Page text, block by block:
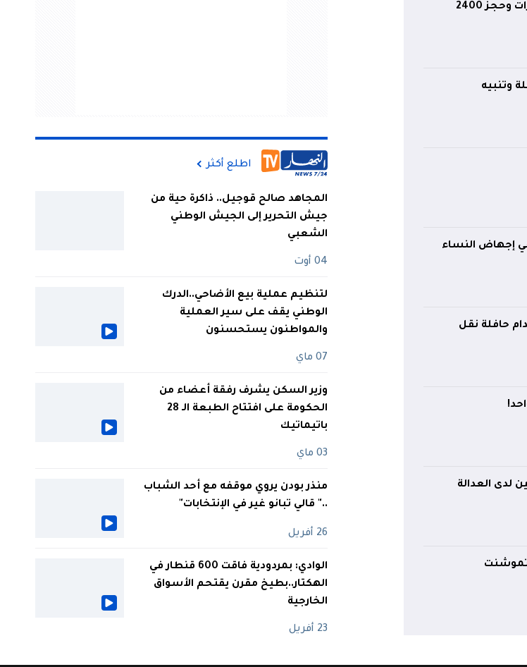
الجلفة.. الإطاحة بشبكة لترويج المخدرات وحجز 2400
وتنبيه
إجهاض النساء
حافلة نقل
لدى العدالة
تموشنت
اطلع أكثر
المجاهد صالح قوجيل.. ذاكرة حية من
جيش التحرير إلى الجيش الوطني
الشعبي
04 أوت
لتنظيم عملية بيع الأضاحي..الدرك
الوطني يقف على سير العملية
والمواطنون يستحسنون
07 ماي
وزير السكن يشرف رفقة أعضاء من
الحكومة على افتتاح الطبعة الـ 28
باتيماتيك
03 ماي
منذر بودن يروي موقفه مع أحد الشباب
.." قالي تبانو غير في الإنتخابات"
26 أفريل
الوادي: بمردودية فاقت 600 قنطار في
الهكتار..بطيخ مقرن يقتحم الأسواق
الخارجية
23 أفريل